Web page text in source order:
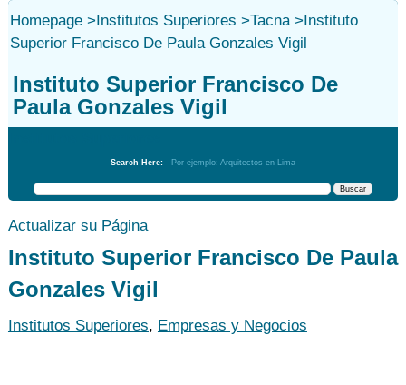
Homepage>Institutos Superiores >Tacna>Instituto
Superior Francisco De Paula Gonzales Vigil
Instituto Superior Francisco De
Paula Gonzales Vigil
Search Here: Por ejemplo: Arquitectos en Lima
Actualizar su Página
Instituto Superior Francisco De Paula
Gonzales Vigil
Institutos Superiores, Empresas y Negocios